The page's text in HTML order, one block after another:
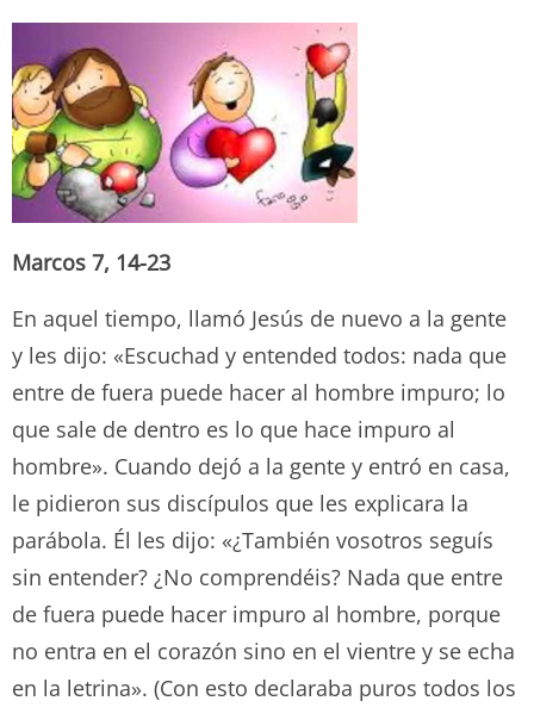
Marcos 7, 14-23
En aquel tiempo, llamó Jesús de nuevo a la gente
y les dijo: «Escuchad y entended todos: nada que
entre de fuera puede hacer al hombre impuro; lo
que sale de dentro es lo que hace impuro al
hombre». Cuando dejó a la gente y entró en casa,
le pidieron sus discípulos que les explicara la
parábola. Él les dijo: «¿También vosotros seguís
sin entender? ¿No comprendéis? Nada que entre
de fuera puede hacer impuro al hombre, porque
no entra en el corazón sino en el vientre y se echa
en la letrina». (Con esto declaraba puros todos los